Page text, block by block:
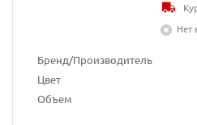
Бренд/Производитель
Цвет
Объем
Нет